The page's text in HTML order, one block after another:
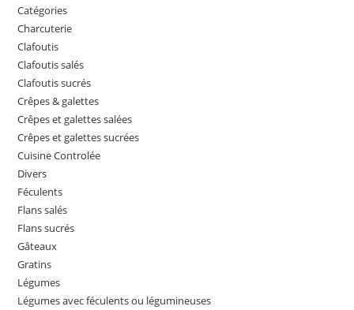
Catégories
Charcuterie
Clafoutis
Clafoutis salés
Clafoutis sucrés
Crêpes & galettes
Crêpes et galettes salées
Crêpes et galettes sucrées
Cuisine Controlée
Divers
Féculents
Flans salés
Flans sucrés
Gâteaux
Gratins
Légumes
Légumes avec féculents ou légumineuses